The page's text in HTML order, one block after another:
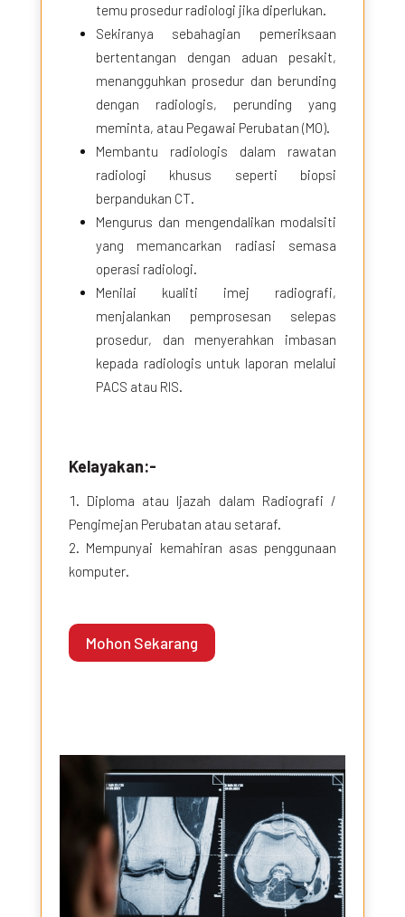
temu prosedur radiologi jika diperlukan.
Sekiranya sebahagian pemeriksaan
bertentangan dengan aduan pesakit,
menangguhkan prosedur dan berunding
dengan radiologis, perunding yang
meminta, atau Pegawai Perubatan (MO).
Membantu radiologis dalam rawatan
radiologi khusus seperti biopsi
berpandukan CT.
Mengurus dan mengendalikan modalsiti
yang memancarkan radiasi semasa
operasi radiologi.
Menilai kualiti imej radiografi,
menjalankan pemprosesan selepas
prosedur, dan menyerahkan imbasan
kepada radiologis untuk laporan melalui
PACS atau RIS.
Kelayakan:-
Diploma atau Ijazah dalam Radiografi /
Pengimejan Perubatan atau setaraf.
Mempunyai kemahiran asas penggunaan
komputer.
Mohon Sekarang